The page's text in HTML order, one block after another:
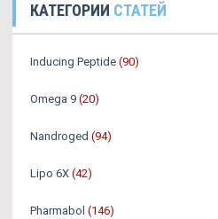
КАТЕГОРИИ СТАТЕЙ
Inducing Peptide (90)
Omega 9 (20)
Nandroged (94)
Lipo 6X (42)
Pharmabol (146)